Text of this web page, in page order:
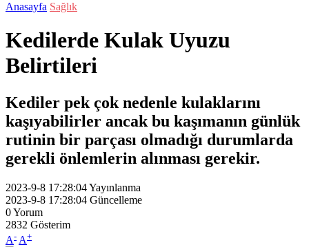
Anasayfa Sağlık
Kedilerde Kulak Uyuzu
Belirtileri
Kediler pek çok nedenle kulaklarını
kaşıyabilirler ancak bu kaşımanın günlük
rutinin bir parçası olmadığı durumlarda
gerekli önlemlerin alınması gerekir.
2023-9-8 17:28:04Yayınlanma
2023-9-8 17:28:04 Güncelleme
0Yorum
2832 Gösterim
A- A+